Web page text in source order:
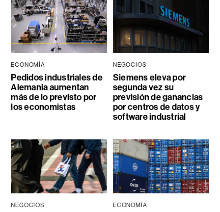
ECONOMÍA
Pedidos industriales de
Alemania aumentan
más de lo previsto por
los economistas
NEGOCIOS
Siemens eleva por
segunda vez su
previsión de ganancias
por centros de datos y
software industrial
NEGOCIOS ECONOMÍA